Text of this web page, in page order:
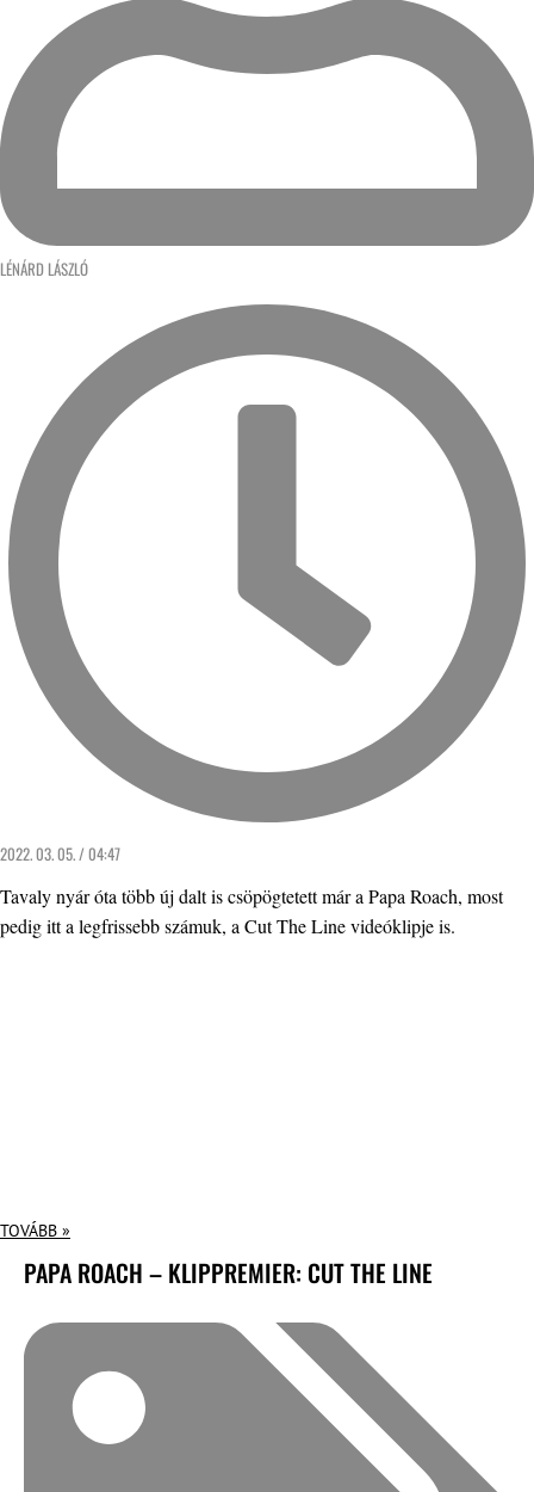
LÉNÁRD LÁSZLÓ
2022. 03. 05. / 04:47
Tavaly nyár óta több új dalt is csöpögtetett már a Papa Roach, most
pedig itt a legfrissebb számuk, a Cut The Line videóklipje is.
TOVÁBB »
PAPA ROACH – KLIPPREMIER: CUT THE LINE